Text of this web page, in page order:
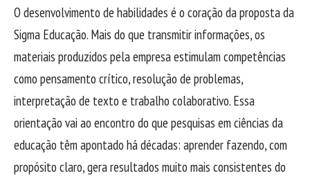
O desenvolvimento de habilidades é o coração da proposta da
Sigma Educação. Mais do que transmitir informações, os
materiais produzidos pela empresa estimulam competências
como pensamento crítico, resolução de problemas,
interpretação de texto e trabalho colaborativo. Essa
orientação vai ao encontro do que pesquisas em ciências da
educação têm apontado há décadas: aprender fazendo, com
propósito claro, gera resultados muito mais consistentes do